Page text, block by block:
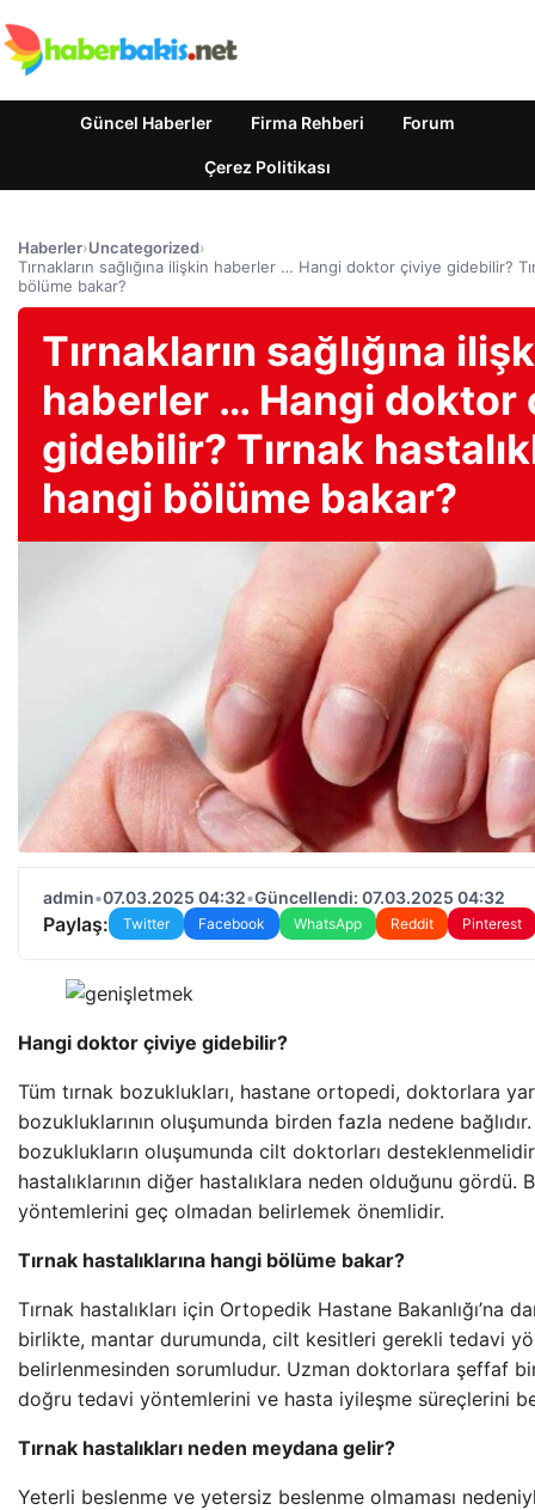
Güncel Haberler Firma Rehberi Forum
Çerez Politikası
Haberler›Uncategorized›
Tırnakların sağlığına ilişkin haberler … Hangi doktor çiviye gidebilir?
bölüme bakar?
Tırnakların sağlığına
haberler … Hangi doktor
gidebilir? Tırnak
hangi bölüme bakar?
admin•07.03.2025 04:32•Güncellendi: 07.03.2025 04:32
Paylaş: Twitter Facebook WhatsApp Reddit Pinterest
Hangi doktor çiviye gidebilir?
Tüm tırnak bozuklukları, hastane ortopedi, doktorlara
bozukluklarının oluşumunda birden fazla nedene
bozuklukların oluşumunda cilt doktorları desteklenmelidir.
hastalıklarının diğer hastalıklara neden olduğunu gördü.
yöntemlerini geç olmadan belirlemek önemlidir.
Tırnak hastalıklarına hangi bölüme bakar?
Tırnak hastalıkları için Ortopedik Hastane Bakanlığı’na
birlikte, mantar durumunda, cilt kesitleri gerekli tedavi
belirlenmesinden sorumludur. Uzman doktorlara şeffaf bir
doğru tedavi yöntemlerini ve hasta iyileşme süreçlerini
Tırnak hastalıkları neden meydana gelir?
Yeterli beslenme ve yetersiz beslenme olmaması